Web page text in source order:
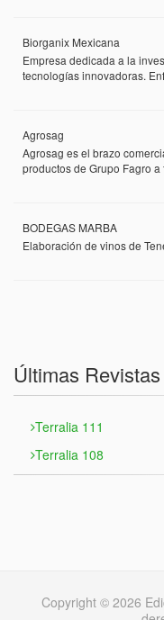
Biorganix Mexicana
Empresa dedicada a la
tecnologías innovadoras.
Agrosag
Agrosag es el brazo
productos de Grupo Fagro
BODEGAS MARBA
Elaboración de vinos de
Últimas Revistas
Terralia 111
Terralia 108
Copyright © 2026